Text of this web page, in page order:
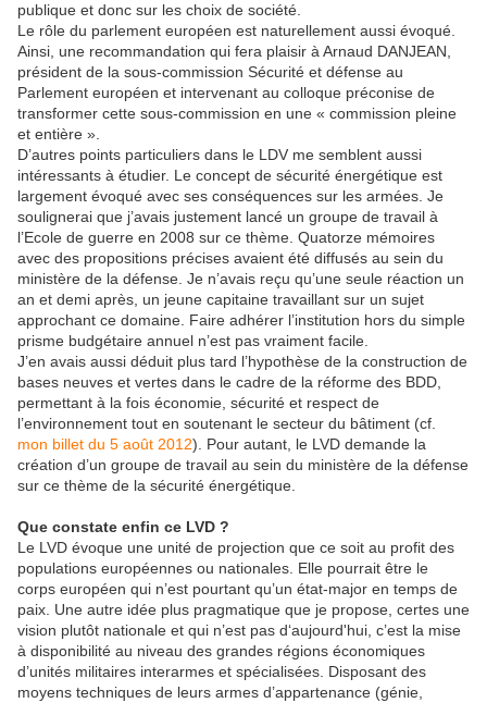
publique et donc sur les choix de société.
Le rôle du parlement européen est naturellement aussi évoqué.
Ainsi, une recommandation qui fera plaisir à Arnaud DANJEAN,
président de la sous-commission Sécurité et défense au
Parlement européen et intervenant au colloque préconise de
transformer cette sous-commission en une « commission pleine
et entière ».
D’autres points particuliers dans le LDV me semblent aussi
intéressants à étudier. Le concept de sécurité énergétique est
largement évoqué avec ses conséquences sur les armées. Je
soulignerai que j’avais justement lancé un groupe de travail à
l’Ecole de guerre en 2008 sur ce thème. Quatorze mémoires
avec des propositions précises avaient été diffusés au sein du
ministère de la défense. Je n’avais reçu qu’une seule réaction un
an et demi après, un jeune capitaine travaillant sur un sujet
approchant ce domaine. Faire adhérer l’institution hors du simple
prisme budgétaire annuel n’est pas vraiment facile.
J’en avais aussi déduit plus tard l’hypothèse de la construction de
bases neuves et vertes dans le cadre de la réforme des BDD,
permettant à la fois économie, sécurité et respect de
l’environnement tout en soutenant le secteur du bâtiment (cf.
mon billet du 5 août 2012). Pour autant, le LVD demande la
création d’un groupe de travail au sein du ministère de la défense
sur ce thème de la sécurité énergétique.
Que constate enfin ce LVD ?
Le LVD évoque une unité de projection que ce soit au profit des
populations européennes ou nationales. Elle pourrait être le
corps européen qui n’est pourtant qu’un état-major en temps de
paix. Une autre idée plus pragmatique que je propose, certes une
vision plutôt nationale et qui n’est pas d‘aujourd'hui, c’est la mise
à disponibilité au niveau des grandes régions économiques
d’unités militaires interarmes et spécialisées. Disposant des
moyens techniques de leurs armes d’appartenance (génie,